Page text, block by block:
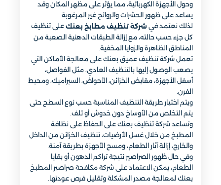
وحول الأجهزة الكهربائية، مما يؤثر على مظهر المكان وقد
يساعد على ظهور الحشرات والروائح غير المرغوبة.
لذلك نعتمد في شركة تنظيف مطابخ بعنك على تنظيف
كل جزء حسب حالته، مع إزالة الطبقات الدهنية الصعبة من
المناطق الظاهرة والزوايا المخفية.
تعمل شركة تنظيف عميق بعنك على معالجة الأماكن التي
يصعب الوصول إليها بالتنظيف العادي، مثل الفواصل،
أسفل الأجهزة، مقابض الخزائن، الأحواض، السيراميك، ومحيط
الفرن.
ويتم اختيار طريقة التنظيف المناسبة حسب نوع السطح حتى
يتم التخلص من الأوساخ دون خدوش أو تلف.
وتساعد شركة تنظيف بعنك على الحفاظ على نظافة
المطبخ من خلال غسل الأرضيات، تنظيف الخزائن من الداخل
والخارج، إزالة آثار الطعام، ومسح الأجهزة بطريقة آمنة.
وفي حال ظهور الصراصير نتيجة تراكم الدهون أو بقايا
الطعام، يمكن الاعتماد على شركة مكافحة صراصير المطبخ
بعنك لمعالجة مصدر المشكلة وتقليل فرص عودتها.